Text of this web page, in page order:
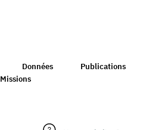
Données
Publications
Missions